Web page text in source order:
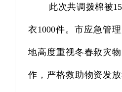
此次共调拨棉被
衣1000件。 市应急管
地高度重视冬春救灾
作，严格救助物资发